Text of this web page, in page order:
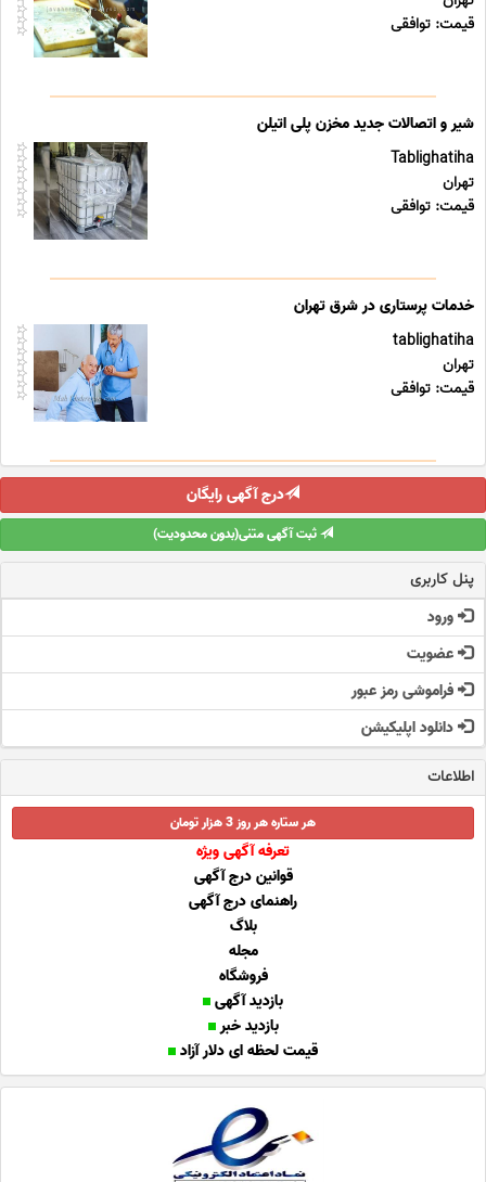
قیمت: توافقی
شیر و اتصالات جدید مخزن پلی اتیلن
Tablighatiha
تهران
قیمت: توافقی
خدمات پرستاری در شرق تهران
tablighatiha
تهران
قیمت: توافقی
درج آگهی رایگان
ثبت آگهی متنی(بدون محدودیت)
پنل کاربری
ورود
عضویت
فراموشی رمز عبور
دانلود اپلیکیشن
اطلاعات
هر ستاره هر روز 3 هزار تومان
تعرفه آگهی ویژه
قوانین درج آگهی
راهنمای درج آگهی
بلاگ
مجله
فروشگاه
بازدید آگهی
بازدید خبر
قیمت لحظه ای دلار آزاد